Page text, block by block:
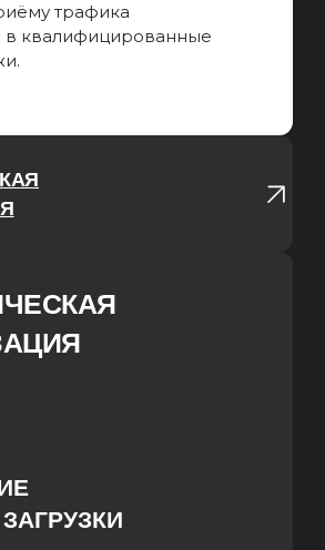
трафика
в квалифицированные